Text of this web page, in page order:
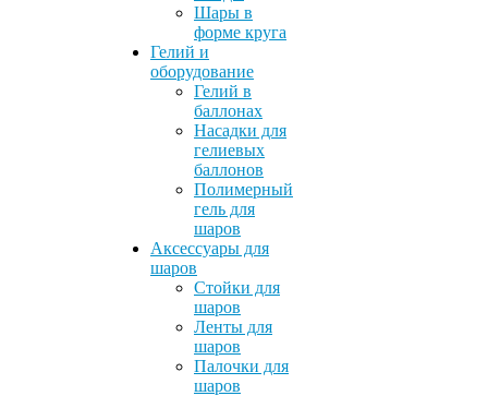
Шары в
форме круга
Гелий и
оборудование
Гелий в
баллонах
Насадки для
гелиевых
баллонов
Полимерный
гель для
шаров
Аксессуары для
шаров
Стойки для
шаров
Ленты для
шаров
Палочки для
шаров